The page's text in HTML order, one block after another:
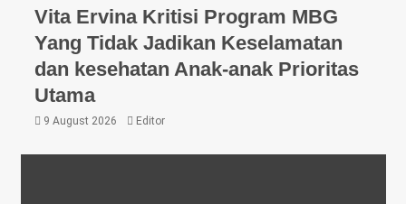
Vita Ervina Kritisi Program MBG
Yang Tidak Jadikan Keselamatan
dan kesehatan Anak-anak Prioritas
Utama
9 August 2026 Editor